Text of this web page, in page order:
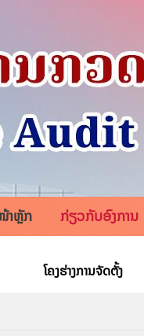
າຫຼັກ ກ່ຽວກັບອົງການ
ໂຄງຮ່າງການຈັດຕັ້ງ